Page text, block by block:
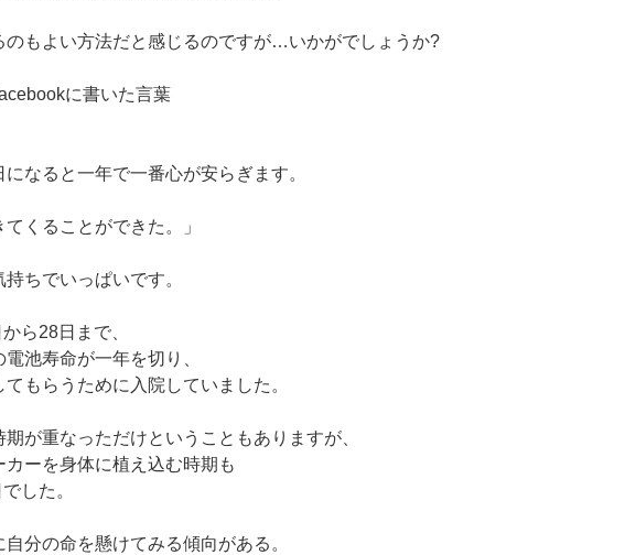
のもよい方法だと感じるのですが…いかがでしょうか?
に書いた言葉
なると一年で一番心が安らぎます。
てくることができた。」
ちでいっぱいです。
ら28日まで、
池寿命が一年を切り、
もらうために入院していました。
が重なっただけということもありますが、
ーを身体に植え込む時期も
した。
分の命を懸けてみる傾向がある。